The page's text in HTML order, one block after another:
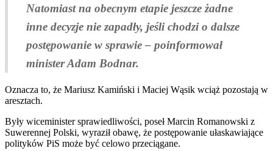
Natomiast na obecnym etapie jeszcze żadne
inne decyzje nie zapadły, jeśli chodzi o dalsze
postępowanie w sprawie – poinformował
minister Adam Bodnar.
Oznacza to, że Mariusz Kamiński i Maciej Wąsik wciąż pozostają w
aresztach.
Były wiceminister sprawiedliwości, poseł Marcin Romanowski z
Suwerennej Polski, wyraził obawę, że postępowanie ułaskawiające
polityków PiS może być celowo przeciągane.